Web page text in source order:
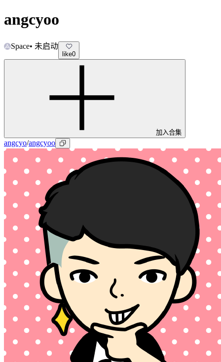
angcyoo
Space• 未启动
like0
加入合集
angcyo/angcyoo